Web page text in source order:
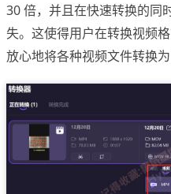
30 倍，并且在快速转换的同
失。这使得用户在转换视频
放心地将各种视频文件转换为